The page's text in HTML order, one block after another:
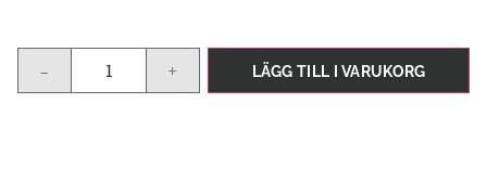
- + LÄGG TILL I VARUKORG